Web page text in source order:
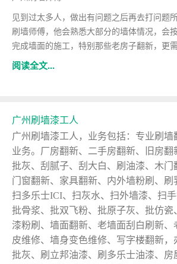
见到过太多人，做出有问题之后再去打问题
刷墙师傅，他会熟悉大部分的墙体情况，会
完成墙面的施工，特别那些老房子翻新，更
阅读全文...
广州刷墙漆工人
广州刷墙漆工人，业务包括：专业刷墙
业务。厂房翻新、二手房翻新、旧房翻
批灰、刮腻子、刮大白、刷油漆、木门
门窗翻新、家具翻新、内外墙粉刷、刷
扫多乐士ICI、扫灰水、扫外墙漆、扫手
批骨浆、批双飞粉、批原子灰、批仿瓷
漆粉刷、墙面翻新、老墙面刮白刷新、
皮维修、墙身变色维修、写字楼翻新，
批灰、刷立邦油漆、刷多乐士油漆、房